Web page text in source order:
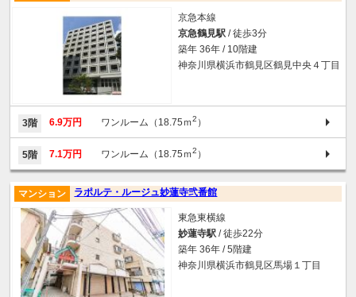
京急本線
京急鶴見駅 / 徒歩3分
築年 36年 / 10階建
神奈川県横浜市鶴見区鶴見中央４丁目
3階 6.9万円 ワンルーム（18.75ｍ2 ）
5階 7.1万円 ワンルーム（18.75ｍ2 ）
ラポルテ・ルージュ妙蓮寺弐番館
マンション
東急東横線
妙蓮寺駅 / 徒歩22分
築年 36年 / 5階建
神奈川県横浜市鶴見区馬場１丁目